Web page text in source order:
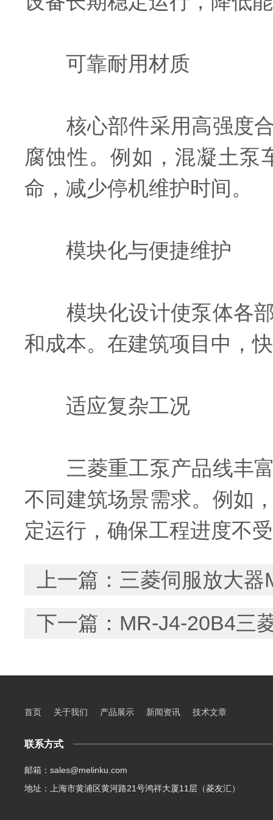
可靠耐用材质
核心部件采用高强度合
腐蚀性。例如，混凝土泵
命，减少停机维护时间。
模块化与便捷维护
模块化设计使泵体各部
和成本。在建筑项目中，
适应复杂工况
三菱重工泵产品线丰富
不同建筑场景需求。例如
定运行，确保工程进度不
上一篇： 三菱伺服放大
下一篇： MR-J4-20B4三
首页 关于我们 产品展示 新闻资讯 技术文章
联系方式
邮箱：sales@melinku.com
地址：上海市黄浦区黄河路21号鸿祥大厦11层（菱友汇）